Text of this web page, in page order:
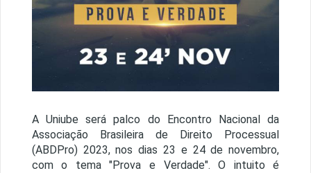
A Uniube será palco do Encontro Nacional da
Associação Brasileira de Direito Processual
(ABDPro) 2023, nos dias 23 e 24 de novembro,
com o tema "Prova e Verdade". O intuito é